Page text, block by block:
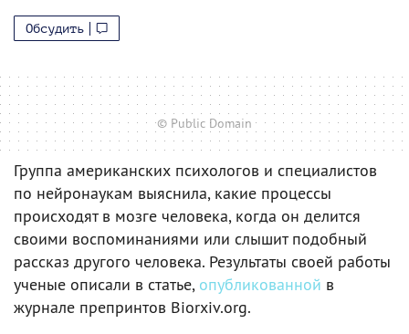
Обсудить
© Public Domain
Группа американских психологов и специалистов
по нейронаукам выяснила, какие процессы
происходят в мозге человека, когда он делится
своими воспоминаниями или слышит подобный
рассказ другого человека. Результаты своей работы
ученые описали в статье, опубликованной в
журнале препринтов Biorxiv.org.